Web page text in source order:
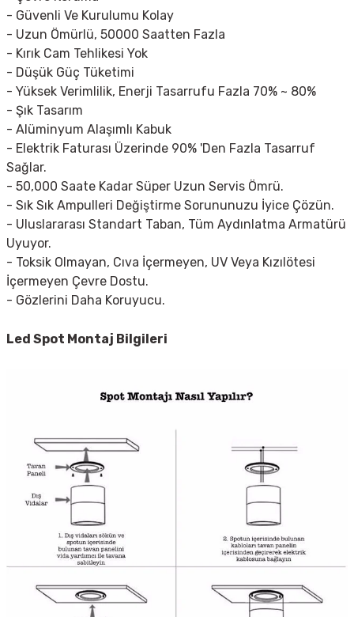
- Güvenli Ve Kurulumu Kolay
- Uzun Ömürlü, 50000 Saatten Fazla
- Kırık Cam Tehlikesi Yok
- Düşük Güç Tüketimi
- Yüksek Verimlilik, Enerji Tasarrufu Fazla 70% ~ 80%
- Şık Tasarım
- Alüminyum Alaşımlı Kabuk
- Elektrik Faturası Üzerinde 90% 'Den Fazla Tasarruf
Sağlar.
- 50,000 Saate Kadar Süper Uzun Servis Ömrü.
- Sık Sık Ampulleri Değiştirme Sorununuzu İyice Çözün.
- Uluslararası Standart Taban, Tüm Aydınlatma Armatürü
Uyuyor.
- Toksik Olmayan, Cıva İçermeyen, UV Veya Kızılötesi
İçermeyen Çevre Dostu.
- Gözlerini Daha Koruyucu.
Led Spot Montaj Bilgileri